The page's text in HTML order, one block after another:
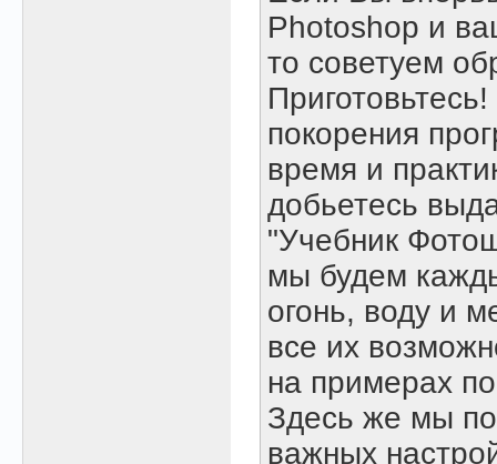
Photoshop и
то советуем
покорения
время и
добьетесь
"Учебник
мы будем
огонь, воду и
все их
на примерах
Здесь же мы
важных